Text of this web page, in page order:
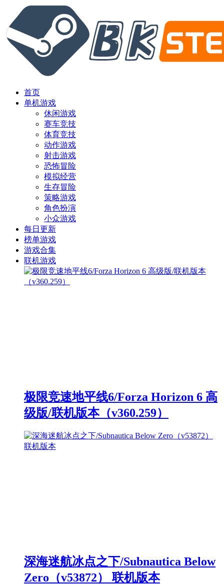
首页
单机游戏
休闲游戏
赛车竞技
体育竞技
动作游戏
射击游戏
恐怖冒险
模拟经营
生存冒险
策略游戏
角色扮演
小众游戏
每日更新
榜单游戏
游戏合集
联机游戏
极限竞速地平线6/Forza Horizon 6 高
级版/联机版本（v360.259）
深海迷航冰点之下/Subnautica Below
Zero（v53872） 联机版本